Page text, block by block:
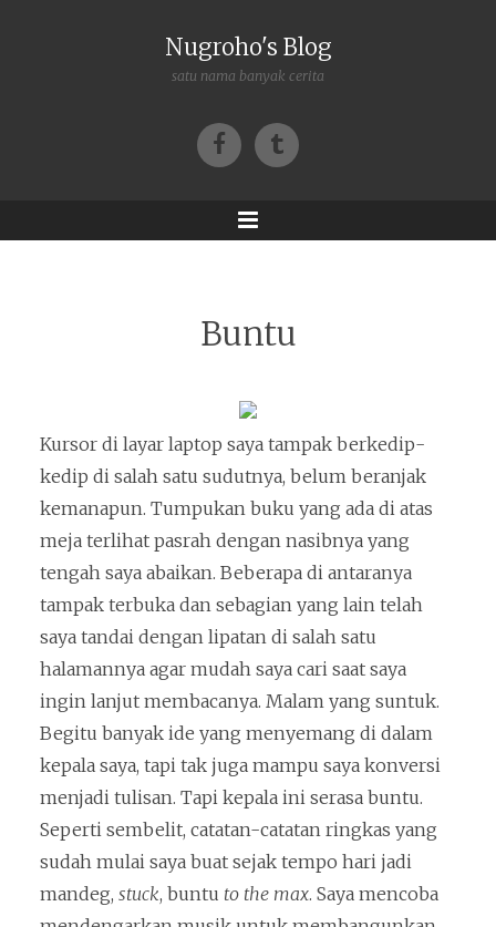
Nugroho's Blog
satu nama banyak cerita
Facebook
Menu
Buntu
Kursor di layar laptop saya tampak berkedip-
kedip di salah satu sudutnya, belum beranjak
kemanapun. Tumpukan buku yang ada di atas
meja terlihat pasrah dengan nasibnya yang
tengah saya abaikan. Beberapa di antaranya
tampak terbuka dan sebagian yang lain telah
saya tandai dengan lipatan di salah satu
halamannya agar mudah saya cari saat saya
ingin lanjut membacanya. Malam yang suntuk.
Begitu banyak ide yang menyemang di dalam
kepala saya, tapi tak juga mampu saya konversi
menjadi tulisan. Tapi kepala ini serasa buntu.
Seperti sembelit, catatan-catatan ringkas yang
sudah mulai saya buat sejak tempo hari jadi
mandeg, stuck, buntu to the max. Saya mencoba